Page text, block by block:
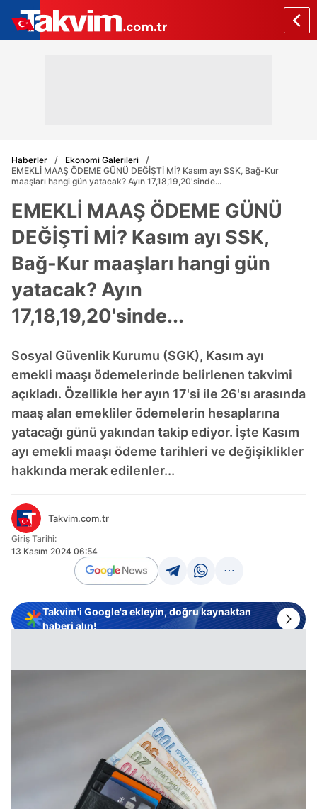
Haberler
Ekonomi Galerileri
EMEKLİ MAAŞ ÖDEME GÜNÜ DEĞİŞTİ Mİ? Kasım ayı SSK, Bağ-Kur
maaşları hangi gün yatacak? Ayın 17,18,19,20'sinde...
EMEKLİ MAAŞ ÖDEME GÜNÜ
DEĞİŞTİ Mİ? Kasım ayı SSK,
Bağ-Kur maaşları hangi gün
yatacak? Ayın
17,18,19,20'sinde...
Sosyal Güvenlik Kurumu (SGK), Kasım ayı
emekli maaşı ödemelerinde belirlenen takvimi
açıkladı. Özellikle her ayın 17'si ile 26'sı arasında
maaş alan emekliler ödemelerin hesaplarına
yatacağı günü yakından takip ediyor. İşte Kasım
ayı emekli maaşı ödeme tarihleri ve değişiklikler
hakkında merak edilenler...
Takvim.com.tr
Giriş Tarihi:
13 Kasım 2024 06:54
Takvim'i Google'a ekleyin, doğru kaynaktan
haberi alın!